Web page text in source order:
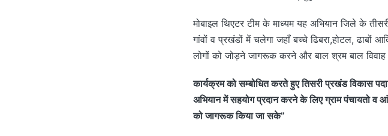
मोबाइल थिएटर टीम के माध्यम यह अभियान जिले के
गांवों व प्रखंडों में चलेगा जहाँ बच्चे ढिबरा,होटल,
लोगों को जोड़ने जागरूक करने और बाल श्रम बाल विवाह
कार्यक्रम को सम्बोधित करते हुए तिसरी प्रखंड विकास
अभियान में सहयोग प्रदान करने के लिए ग्राम पंचायतो व
को जागरूक किया जा सके”